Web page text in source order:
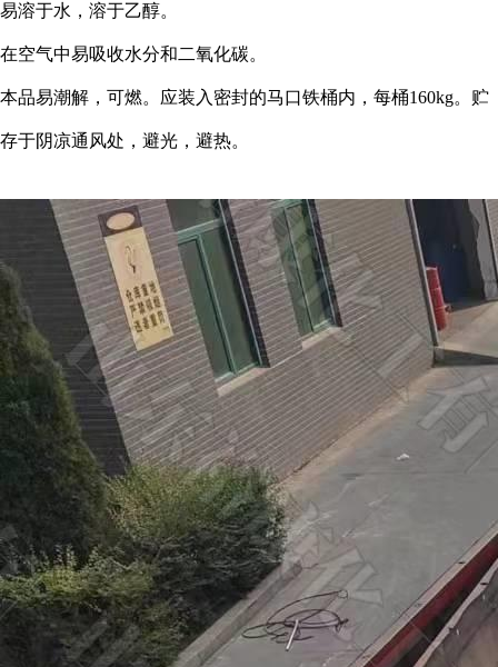
易溶于水，溶于乙醇。
在空气中易吸收水分和二氧化碳。
本品易潮解，可燃。应装入密封的马口铁桶内，每桶160kg。贮
存于阴凉通风处，避光，避热。